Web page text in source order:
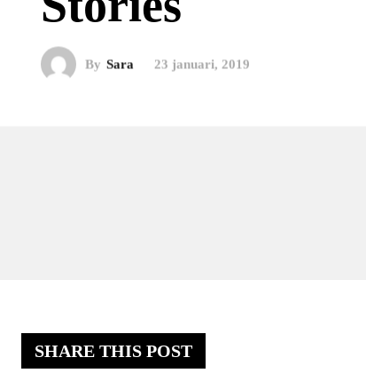
By Sara 23 januari, 2019
SHARE THIS POST